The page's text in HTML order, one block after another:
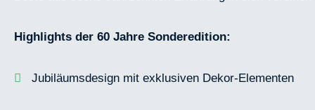
Highlights der 60 Jahre Sonderedition:
Jubiläumsdesign mit exklusiven Dekor-Elementen